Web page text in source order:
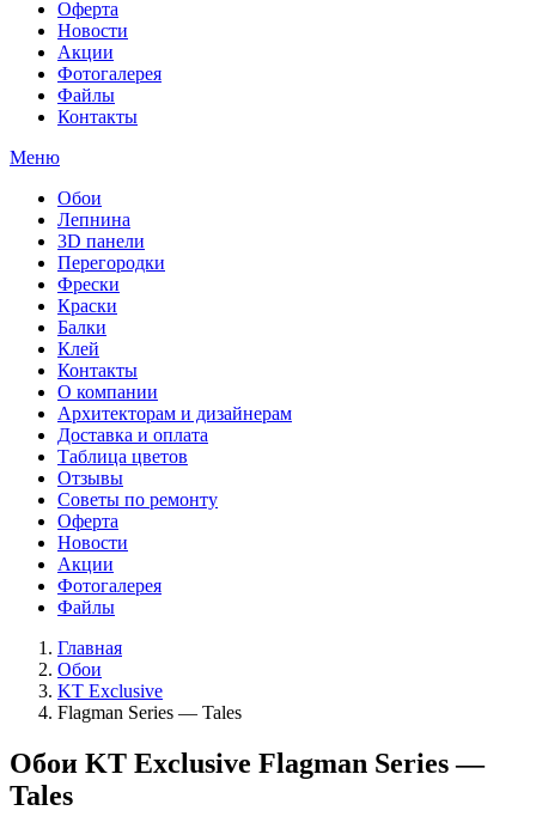
Оферта
Новости
Акции
Фотогалерея
Файлы
Контакты
Меню
Обои
Лепнина
3D панели
Перегородки
Фрески
Краски
Балки
Клей
Контакты
О компании
Архитекторам и дизайнерам
Доставка и оплата
Таблица цветов
Отзывы
Советы по ремонту
Оферта
Новости
Акции
Фотогалерея
Файлы
Главная
Обои
KT Exclusive
Flagman Series — Tales
Обои KT Exclusive Flagman Series —
Tales